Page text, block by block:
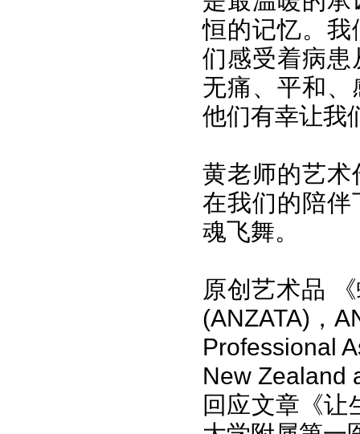
恒的记忆。
们感受着病
无痛、平和
他们有幸让我
黄老师的艺
在我们的陪
魂飞舞。
原创艺术品
(ANZATA)，
Professional
New Zealand
回应文章《